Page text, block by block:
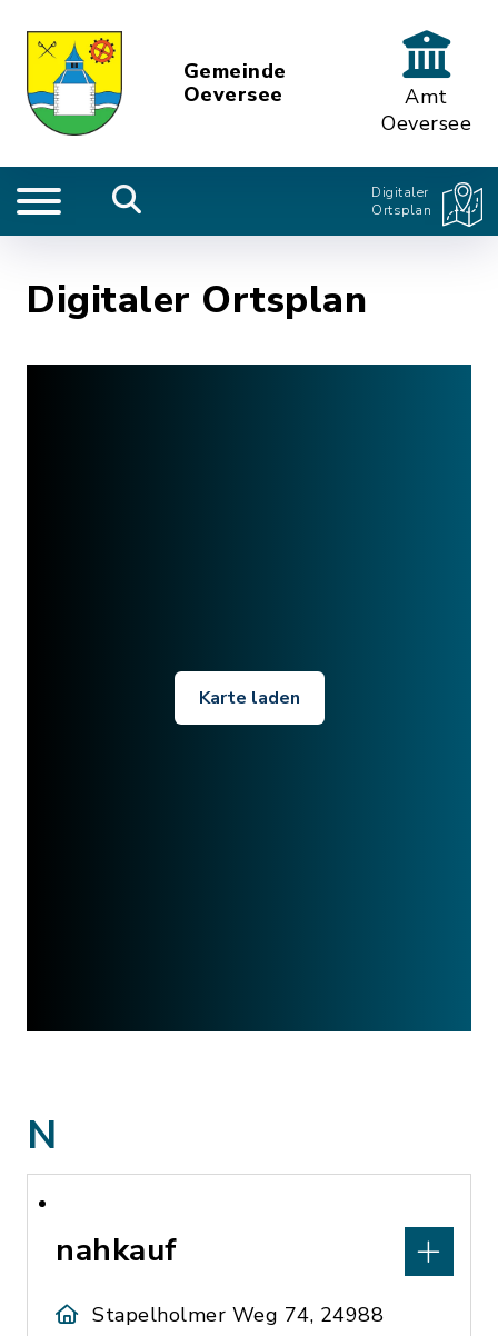
Gemeinde
Oeversee
Amt
Oeversee
Digitaler
Ortsplan
Digitaler Ortsplan
Karte laden
N
nahkauf
Stapelholmer Weg 74, 24988